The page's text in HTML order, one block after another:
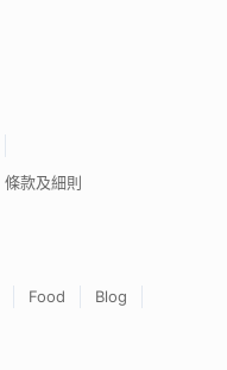
條款及細則
Food
Blog